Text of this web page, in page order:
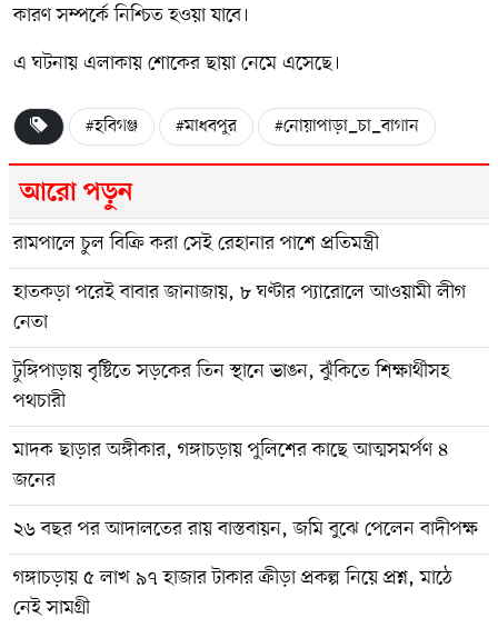
কারণ সম্পর্কে নিশ্চিত হওয়া যাবে।
এ ঘটনায় এলাকায় শোকের ছায়া নেমে এসেছে।
#হবিগঞ্জ #মাধবপুর #নোয়াপাড়া_চা_বাগান
আরো পড়ুন
রামপালে চুল বিক্রি করা সেই রেহানার পাশে প্রতিমন্ত্রী
হাতকড়া পরেই বাবার জানাজায়, ৮ ঘণ্টার প্যারোলে আওয়ামী লীগ
নেতা
টুঙ্গিপাড়ায় বৃষ্টিতে সড়কের তিন স্থানে ভাঙন, ঝুঁকিতে শিক্ষার্থীসহ
পথচারী
মাদক ছাড়ার অঙ্গীকার, গঙ্গাচড়ায় পুলিশের কাছে আত্মসমর্পণ ৪
জনের
২৬ বছর পর আদালতের রায় বাস্তবায়ন, জমি বুঝে পেলেন বাদীপক্ষ
গঙ্গাচড়ায় ৫ লাখ ৯৭ হাজার টাকার ক্রীড়া প্রকল্প নিয়ে প্রশ্ন, মাঠে
নেই সামগ্রী